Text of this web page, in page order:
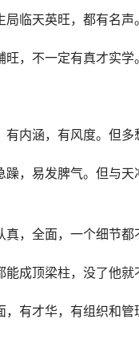
临天英旺，都有名声
，不一定有真才实学。
内涵，有风度。但多
，易发脾气。但与天
，全面，一个细节都
成顶梁柱，没了他就
有才华，有组织和管